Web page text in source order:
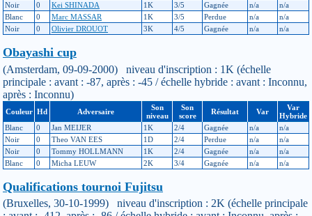
Noir
0 Kei SHINADA 1K 3/5 Gagnée n/a
n/a
Blanc
0 Marc MASSAR 1K 3/5 Perdue n/a
n/a
Noir
0 Olivier DROUOT 3K 4/5 Gagnée n/a n/a
Obayashi cup
(Amsterdam, 09-09-2000) niveau d'inscription : 1K (échelle
principale : avant : -87, après : -45 / échelle hybride : avant : Inconnu,
après : Inconnu)
Couleur Hd Adversaire
Son
niveau
Son
score
Résultat Var
Var
Hybride
Blanc
0 Jan MEIJER 1K 2/4 Gagnée n/a
n/a
Noir
0 Theo VAN EES 1D 2/4 Perdue n/a
n/a
Noir
0 Tommy HOLLMANN 1K 2/4 Gagnée n/a
n/a
Blanc
0 Micha LEUW 2K 3/4 Gagnée n/a n/a
Qualifications tournoi Fujitsu
(Bruxelles, 30-10-1999) niveau d'inscription : 2K (échelle principale